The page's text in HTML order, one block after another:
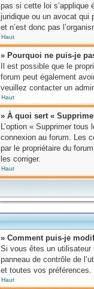
pas si cette loi s’applique
juridique ou un avocat qui
et n’est donc pas
Haut
» Pourquoi ne puis-je
Il est possible que le
forum peut également
veuillez contacter un
Haut
» À quoi sert «
L’option « Supprimer
connexion au forum. Les
par le propriétaire du
les corriger.
Haut
» Comment puis-je
Si vous êtes un
panneau de contrôle de
et toutes vos préférences.
Haut